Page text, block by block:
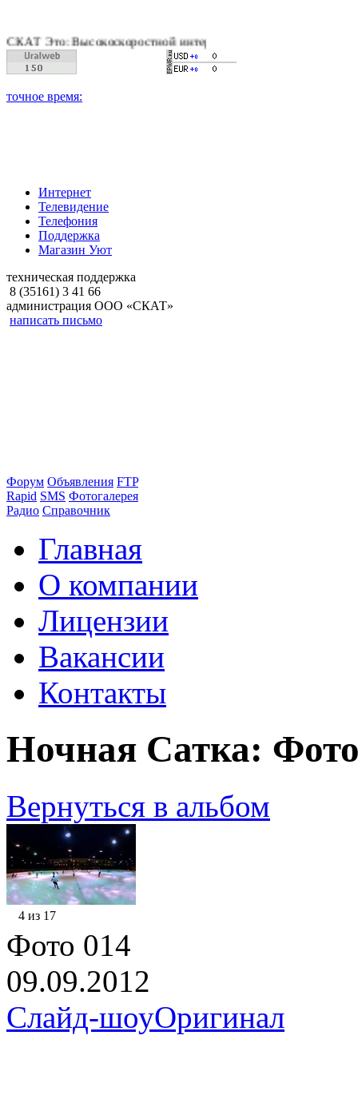
Это: Высокоскоростной интернет, качественное цифровое и
Интернет
Телевидение
Телефония
Поддержка
Магазин Уют
техническая поддержка
8 (35161) 3 41 66
администрация ООО «СКАТ»
написать письмо
Форум Объявления FTP
Rapid SMS Фотогалерея
Радио Справочник
Главная
О компании
Лицензии
Вакансии
Контакты
Ночная Сатка:
Вернуться в альбом
4 из 17
Фото 014
09.09.2012
Слайд-шоуОригинал